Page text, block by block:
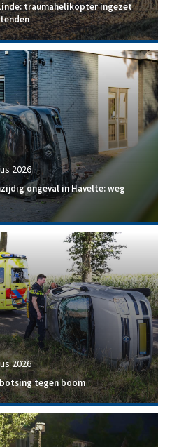
traumahelikopter ingezet
2026
ongeval in Havelte: weg
2026
tegen boom